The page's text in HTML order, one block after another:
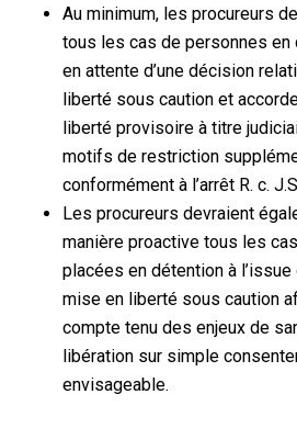
Au minimum, les procureurs
tous les cas de personnes
en attente d’une décision
liberté sous caution et
liberté provisoire à titre
motifs de restriction
conformément à l’arrêt R. c.
Les procureurs devraient
manière proactive tous les
placées en détention à l’issue
mise en liberté sous caution
compte tenu des enjeux de
libération sur simple
envisageable.